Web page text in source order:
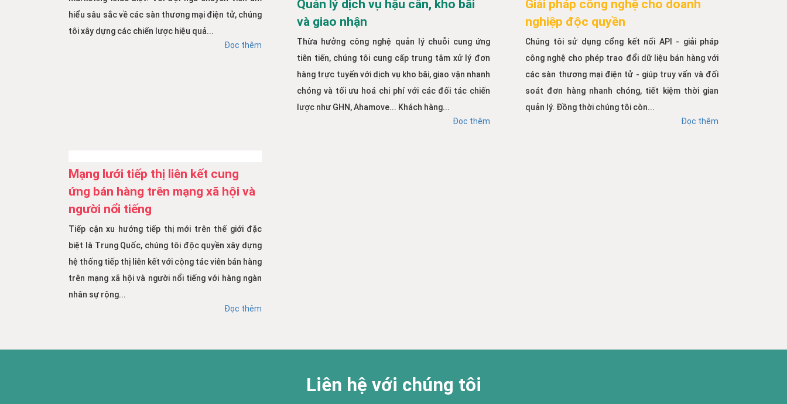
hiểu sâu sắc về các sàn thương mại điện tử, chúng
tôi xây dựng các chiến lược hiệu quả...
Đọc thêm
Quản lý dịch vụ hậu cần, kho bãi
và giao nhận
Thừa hưởng công nghệ quản lý chuỗi cung ứng
tiên tiến, chúng tôi cung cấp trung tâm xử lý đơn
hàng trực tuyến với dịch vụ kho bãi, giao vận nhanh
chóng và tối ưu hoá chi phí với các đối tác chiến
lược như GHN, Ahamove... Khách hàng...
Đọc thêm
Giải pháp công nghệ cho doanh
nghiệp độc quyền
Chúng tôi sử dụng cổng kết nối API - giải pháp
công nghệ cho phép trao đổi dữ liệu bán hàng với
các sàn thương mại điện tử - giúp truy vấn và đối
soát đơn hàng nhanh chóng, tiết kiệm thời gian
quản lý. Đồng thời chúng tôi còn...
Đọc thêm
Mạng lưới tiếp thị liên kết cung
ứng bán hàng trên mạng xã hội và
người nổi tiếng
Tiếp cận xu hướng tiếp thị mới trên thế giới đặc
biệt là Trung Quốc, chúng tôi độc quyền xây dựng
hệ thống tiếp thị liên kết với cộng tác viên bán hàng
trên mạng xã hội và người nổi tiếng với hàng ngàn
nhân sự rộng...
Đọc thêm
Liên hệ với chúng tôi